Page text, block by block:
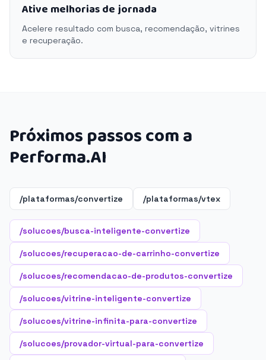
Ative melhorias de jornada
Acelere resultado com busca, recomendação, vitrines
e recuperação.
Próximos passos com a
Performa.AI
/plataformas/convertize /plataformas/vtex
/solucoes/busca-inteligente-convertize
/solucoes/recuperacao-de-carrinho-convertize
/solucoes/recomendacao-de-produtos-convertize
/solucoes/vitrine-inteligente-convertize
/solucoes/vitrine-infinita-para-convertize
/solucoes/provador-virtual-para-convertize